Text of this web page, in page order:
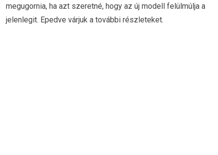
megugornia, ha azt szeretné, hogy az új modell felülmúlja a
jelenlegit. Epedve várjuk a további részleteket.